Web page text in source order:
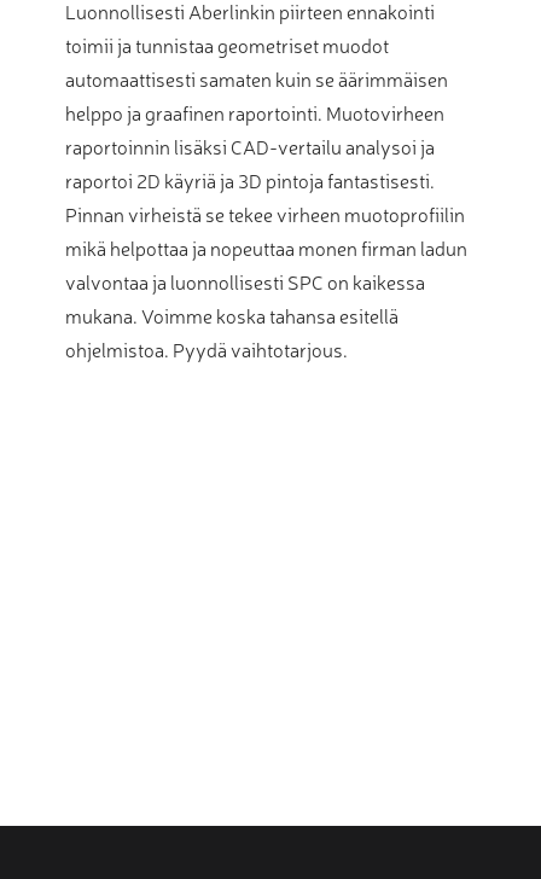
Luonnollisesti Aberlinkin piirteen ennakointi
toimii ja tunnistaa geometriset muodot
automaattisesti samaten kuin se äärimmäisen
helppo ja graafinen raportointi. Muotovirheen
raportoinnin lisäksi CAD-vertailu analysoi ja
raportoi 2D käyriä ja 3D pintoja fantastisesti.
Pinnan virheistä se tekee virheen muotoprofiilin
mikä helpottaa ja nopeuttaa monen firman ladun
valvontaa ja luonnollisesti SPC on kaikessa
mukana. Voimme koska tahansa esitellä
ohjelmistoa. Pyydä vaihtotarjous.